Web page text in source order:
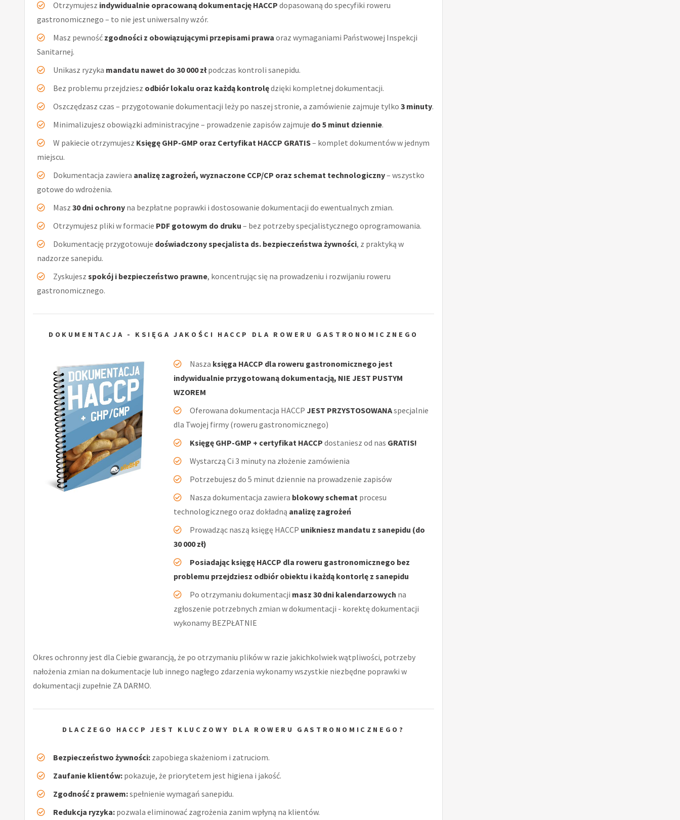
Otrzymujesz indywidualnie opracowaną dokumentację HACCP dopasowaną do specyfiki roweru
gastronomicznego – to nie jest uniwersalny wzór.
Masz pewność zgodności z obowiązującymi przepisami prawa oraz wymaganiami Państwowej Inspekcji
Sanitarnej.
Unikasz ryzyka mandatu nawet do 30 000 złpodczas kontroli sanepidu.
Bez problemu przejdziesz odbiór lokalu oraz każdą kontrolędzięki kompletnej dokumentacji.
Oszczędzasz czas – przygotowanie dokumentacji leży po naszej stronie, a zamówienie zajmuje tylko 3 minuty.
Minimalizujesz obowiązki administracyjne – prowadzenie zapisów zajmuje do 5 minut dziennie.
W pakiecie otrzymujesz Księgę GHP-GMP oraz Certyfikat HACCP GRATIS– komplet dokumentów w jednym
miejscu.
Dokumentacja zawiera analizę zagrożeń, wyznaczone CCP/CP oraz schemat technologiczny– wszystko
gotowe do wdrożenia.
Masz 30 dni ochrony na bezpłatne poprawki i dostosowanie dokumentacji do ewentualnych zmian.
Otrzymujesz pliki w formacie PDF gotowym do druku – bez potrzeby specjalistycznego oprogramowania.
Dokumentację przygotowuje doświadczony specjalista ds. bezpieczeństwa żywności, z praktyką w
nadzorze sanepidu.
Zyskujesz spokój i bezpieczeństwo prawne, koncentrując się na prowadzeniu i rozwijaniu roweru
gastronomicznego.
DOKUMENTACJA - KSIĘGA JAKOŚCI HACCP DLA ROWERU GASTRONOMICZNEGO
Nasza księga HACCP dla roweru gastronomicznego jest
indywidualnie przygotowaną dokumentacją, NIE JEST PUSTYM
WZOREM
Oferowana dokumentacja HACCP JEST PRZYSTOSOWANAspecjalnie
dla Twojej firmy (roweru gastronomicznego)
Księgę GHP-GMP + certyfikat HACCP dostaniesz od nas GRATIS!
Wystarczą Ci 3 minuty na złożenie zamówienia
Potrzebujesz do 5 minut dziennie na prowadzenie zapisów
Nasza dokumentacja zawiera blokowy schematprocesu
technologicznego oraz dokładną analizę zagrożeń
Prowadząc naszą księgę HACCP unikniesz mandatu z sanepidu (do
30 000 zł)
Posiadając księgę HACCP dla roweru gastronomicznego bez
problemu przejdziesz odbiór obiektu i każdą kontorlę z sanepidu
Po otrzymaniu dokumentacji masz 30 dni kalendarzowych na
zgłoszenie potrzebnych zmian w dokumentacji - korektę dokumentacji
wykonamy BEZPŁATNIE
Okres ochronny jest dla Ciebie gwarancją, że po otrzymaniu plików w razie jakichkolwiek wątpliwości, potrzeby
nałożenia zmian na dokumentacje lub innego nagłego zdarzenia wykonamy wszystkie niezbędne poprawki w
dokumentacji zupełnie ZA DARMO.
DLACZEGO HACCP JEST KLUCZOWY DLA ROWERU GASTRONOMICZNEGO?
Bezpieczeństwo żywności: zapobiega skażeniom i zatruciom.
Zaufanie klientów: pokazuje, że priorytetem jest higiena i jakość.
Zgodność z prawem:spełnienie wymagań sanepidu.
Redukcja ryzyka: pozwala eliminować zagrożenia zanim wpłyną na klientów.